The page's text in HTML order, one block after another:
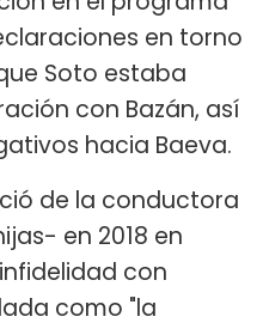
en torno
Soto estaba
con Bazán, así
hacia Baeva.
de la conductora
en 2018 en
con
como "la